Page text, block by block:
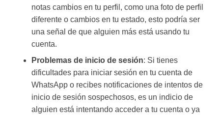
notas cambios en tu perfil, como una foto de perfil
diferente o cambios en tu estado, esto podría ser
una señal de que alguien más está usando tu
cuenta.
Problemas de inicio de sesión: Si tienes
dificultades para iniciar sesión en tu cuenta de
WhatsApp o recibes notificaciones de intentos de
inicio de sesión sospechosos, es un indicio de
alguien está intentando acceder a tu cuenta o ya